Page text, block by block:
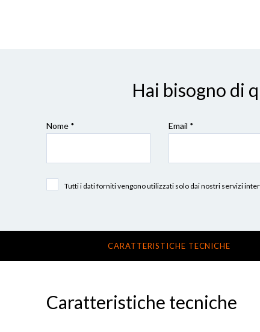
Hai bisogno di
Nome * Email *
Tutti i dati forniti vengono utilizzati solo dai nostri servizi
CARATTERISTICHE TECNICHE
Caratteristiche tecniche